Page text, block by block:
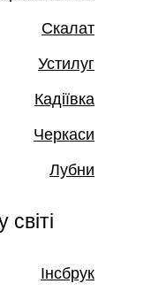
Скалат
Устилуг
Кадіївка
Черкаси
Лубни
Інсбрук